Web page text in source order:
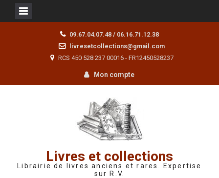
09.67.04.07.48 / 06.16.71.12.38
livresetcollections@gmail.com
RCS 450 528 237 00016 - FR12450528237
Mon compte
Livres et collections
Librairie de livres anciens et rares. Expertise
sur R.V.